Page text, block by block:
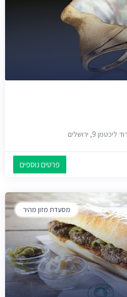
פרטים נוספים
מסעדת מזון מהיר